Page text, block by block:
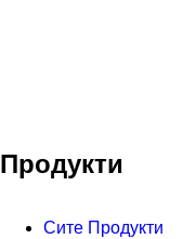
Продукти
Сите Продукти